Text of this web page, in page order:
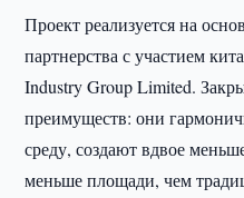
Проект реализуется на
партнерства с участием
Industry Group Limited.
преимуществ: они
среду, создают вдвое
меньше площади, чем